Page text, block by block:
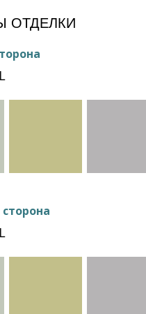
ОТДЕЛКИ